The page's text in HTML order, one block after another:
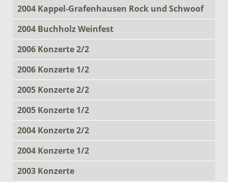
2004 Kappel-Grafenhausen Rock und Schwoof
2004 Buchholz Weinfest
2006 Konzerte 2/2
2006 Konzerte 1/2
2005 Konzerte 2/2
2005 Konzerte 1/2
2004 Konzerte 2/2
2004 Konzerte 1/2
2003 Konzerte